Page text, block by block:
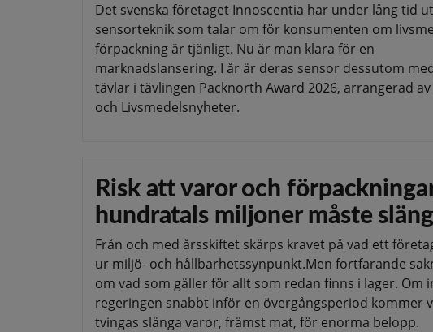
Det svenska företaget Innoscentia har under lång tid
sensorteknik som talar om för konsumenten om
förpackning är tjänligt. Nu är man klara för en
marknadslansering. I år är deras sensor dessutom
tävlar i tävlingen Packnorth Award 2026, arrangerad av
och Livsmedelsnyheter.
Risk att varor och
hundratals miljoner måste
Från och med årsskiftet skärps kravet på vad ett
ur miljö- och hållbarhetssynpunkt.Men fortfarande
om vad som gäller för allt som redan finns i lager. Om
regeringen snabbt inför en övergångsperiod kommer
tvingas slänga varor, främst mat, för enorma belopp.